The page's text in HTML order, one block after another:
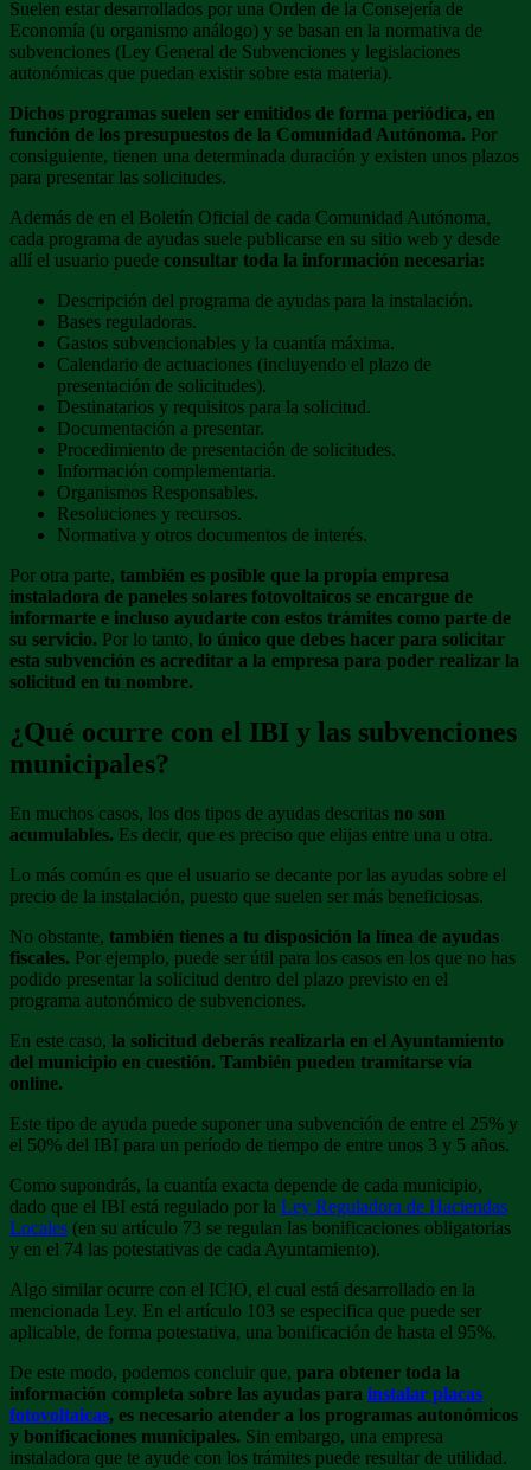
Suelen estar desarrollados por una Orden de la Consejería de
Economía (u organismo análogo) y se basan en la normativa de
subvenciones (Ley General de Subvenciones y legislaciones
autonómicas que puedan existir sobre esta materia).
Dichos programas suelen ser emitidos de forma periódica, en
función de los presupuestos de la Comunidad Autónoma. Por
consiguiente, tienen una determinada duración y existen unos plazos
para presentar las solicitudes.
Además de en el Boletín Oficial de cada Comunidad Autónoma,
cada programa de ayudas suele publicarse en su sitio web y desde
allí el usuario puede consultar toda la información necesaria:
Descripción del programa de ayudas para la instalación.
Bases reguladoras.
Gastos subvencionables y la cuantía máxima.
Calendario de actuaciones (incluyendo el plazo de
presentación de solicitudes).
Destinatarios y requisitos para la solicitud.
Documentación a presentar.
Procedimiento de presentación de solicitudes.
Información complementaria.
Organismos Responsables.
Resoluciones y recursos.
Normativa y otros documentos de interés.
Por otra parte, también es posible que la propia empresa
instaladora de paneles solares fotovoltaicos se encargue de
informarte e incluso ayudarte con estos trámites como parte de
su servicio. Por lo tanto, lo único que debes hacer para solicitar
esta subvención es acreditar a la empresa para poder realizar la
solicitud en tu nombre.
¿Qué ocurre con el IBI y las subvenciones
municipales?
En muchos casos, los dos tipos de ayudas descritas no son
acumulables. Es decir, que es preciso que elijas entre una u otra.
Lo más común es que el usuario se decante por las ayudas sobre el
precio de la instalación, puesto que suelen ser más beneficiosas.
No obstante, también tienes a tu disposición la línea de ayudas
fiscales. Por ejemplo, puede ser útil para los casos en los que no has
podido presentar la solicitud dentro del plazo previsto en el
programa autonómico de subvenciones.
En este caso, la solicitud deberás realizarla en el Ayuntamiento
del municipio en cuestión. También pueden tramitarse vía
online.
Este tipo de ayuda puede suponer una subvención de entre el 25% y
el 50% del IBI para un período de tiempo de entre unos 3 y 5 años.
Como supondrás, la cuantía exacta depende de cada municipio,
dado que el IBI está regulado por la Ley Reguladora de Haciendas
Locales (en su artículo 73 se regulan las bonificaciones obligatorias
y en el 74 las potestativas de cada Ayuntamiento).
Algo similar ocurre con el ICIO, el cual está desarrollado en la
mencionada Ley. En el artículo 103 se especifica que puede ser
aplicable, de forma potestativa, una bonificación de hasta el 95%.
De este modo, podemos concluir que, para obtener toda la
información completa sobre las ayudas para instalar placas
fotovoltaicas, es necesario atender a los programas autonómicos
y bonificaciones municipales. Sin embargo, una empresa
instaladora que te ayude con los trámites puede resultar de utilidad.